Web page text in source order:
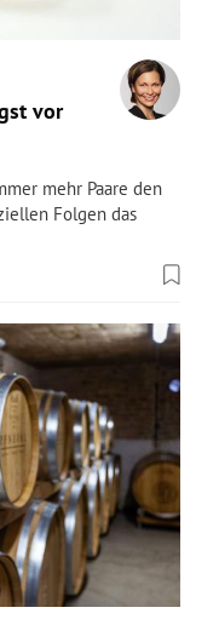
vor
mehr Paare den
Folgen das